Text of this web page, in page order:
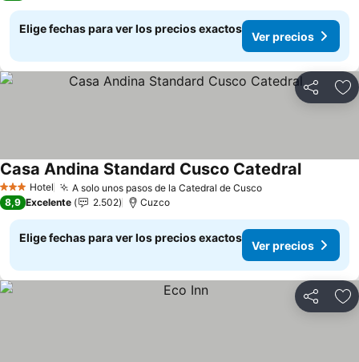
Elige fechas para ver los precios exactos
Ver precios
Compartir
3 Estrellas
Hotel A solo unos pasos de la Catedral de CuscoVer precios
Casa Andina Standard Cusco CatedralVer
8,9 Excelente 2.502 Cuzco
Elige fechas para ver los precios exactos
Ver precios
Compartir